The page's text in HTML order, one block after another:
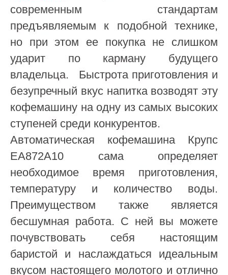
современным стандартам
предъявляемым к подобной технике,
но при этом ее покупка не слишком
ударит по карману будущего
владельца. Быстрота приготовления и
безупречный вкус напитка возводят эту
кофемашину на одну из самых высоких
ступеней среди конкурентов.
Автоматическая кофемашина Крупс
EA872A10 сама определяет
необходимое время приготовления,
температуру и количество воды.
Преимуществом также является
бесшумная работа. С ней вы можете
почувствовать себя настоящим
баристой и наслаждаться идеальным
вкусом настоящего молотого и отлично